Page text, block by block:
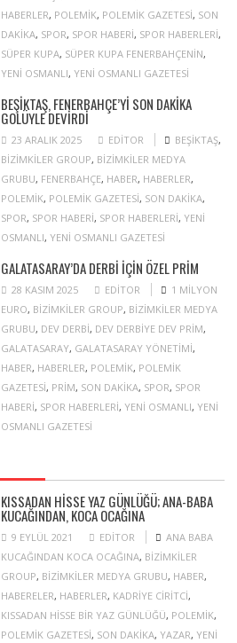
HABERLER, POLEMIK, POLEMIK GAZETESI, SON
DAKIKA, SPOR, SPOR HABERI, SPOR HABERLERI,
SÜPER KUPA, SÜPER KUPA FENERBAHÇENIN,
YENI OSMANLI, YENI OSMANLI GAZETESI
BEŞIKTAŞ, FENERBAHÇE’YI SON DAKIKA
GOLÜYLE DEVIRDI
23 ARALIK 2025 EDITOR BEŞIKTAŞ,
BIZIMKILER GROUP, BIZIMKILER MEDYA
GRUBU, FENERBAHÇE, HABER, HABERLER,
POLEMIK, POLEMIK GAZETESI, SON DAKIKA,
SPOR, SPOR HABERI, SPOR HABERLERI, YENI
OSMANLI, YENI OSMANLI GAZETESI
GALATASARAY’DA DERBI IÇIN ÖZEL PRIM
28 KASIM 2025 EDITOR
1 MILYON
EURO, BIZIMKILER GROUP, BIZIMKILER MEDYA
GRUBU, DEV DERBI, DEV DERBIYE DEV PRIM,
GALATASARAY, GALATASARAY YÖNETIMI,
HABER, HABERLER, POLEMIK, POLEMIK
GAZETESI, PRIM, SON DAKIKA, SPOR, SPOR
HABERI, SPOR HABERLERI, YENI OSMANLI, YENI
OSMANLI GAZETESI
KISSADAN HISSE YAZ GÜNLÜĞÜ; ANA-BABA
KUCAĞINDAN, KOCA OCAĞINA
9 EYLÜL 2021 EDITOR
ANA BABA
KUCAĞINDAN KOCA OCAĞINA, BIZIMKILER
GROUP, BIZIMKILER MEDYA GRUBU, HABER,
HABERELER, HABERLER, KADRIYE CIRITCI,
KISSADAN HISSE BIR YAZ GÜNLÜĞÜ, POLEMIK,
POLEMIK GAZETESI, SON DAKIKA, YAZAR, YENI